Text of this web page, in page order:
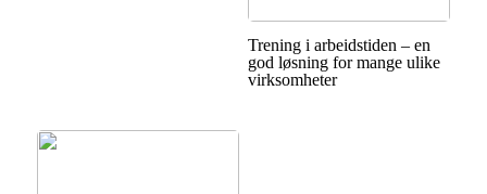
Trening i arbeidstiden – en
god løsning for mange ulike
virksomheter